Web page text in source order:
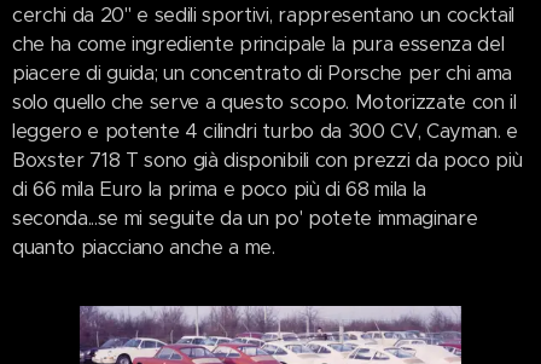
cerchi da 20" e sedili sportivi, rappresentano un cocktail
che ha come ingrediente principale la pura essenza del
piacere di guida; un concentrato di Porsche per chi ama
solo quello che serve a questo scopo. Motorizzate con il
leggero e potente 4 cilindri turbo da 300 CV, Cayman. e
Boxster 718 T sono già disponibili con prezzi da poco più
di 66 mila Euro la prima e poco più di 68 mila la
seconda...se mi seguite da un po' potete immaginare
quanto piacciano anche a me.